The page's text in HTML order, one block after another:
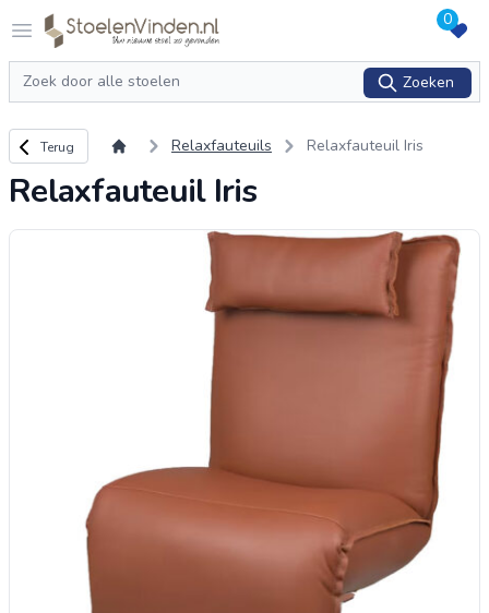
Open menu
Logo stoelenvinden.nl 0
Zoeken
Zoeken
Terug naar overzicht
Terug Relaxfauteuils Relaxfauteuil Iris
Relaxfauteuil Iris